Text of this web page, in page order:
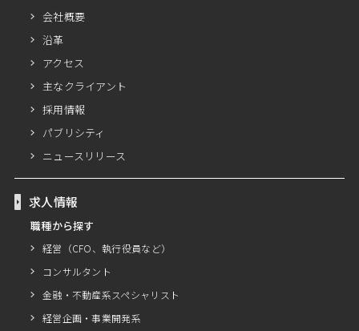
会社概要
沿革
アクセス
主なクライアント
採用情報
パブリシティ
ニュースリリース
求人情報
職種から探す
経営（CFO、執行役員など）
コンサルタント
金融・不動産系スペシャリスト
経営企画・事業開発系